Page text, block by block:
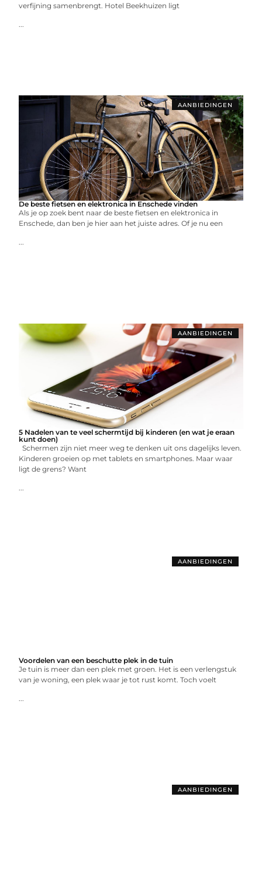
verfijning samenbrengt. Hotel Beekhuizen ligt
...
AANBIEDINGEN
De beste fietsen en elektronica in Enschede vinden
Als je op zoek bent naar de beste fietsen en elektronica in
Enschede, dan ben je hier aan het juiste adres. Of je nu een
...
AANBIEDINGEN
5 Nadelen van te veel schermtijd bij kinderen (en wat je eraan
kunt doen)
Schermen zijn niet meer weg te denken uit ons dagelijks leven.
Kinderen groeien op met tablets en smartphones. Maar waar
ligt de grens? Want
...
AANBIEDINGEN
Voordelen van een beschutte plek in de tuin
Je tuin is meer dan een plek met groen. Het is een verlengstuk
van je woning, een plek waar je tot rust komt. Toch voelt
...
AANBIEDINGEN